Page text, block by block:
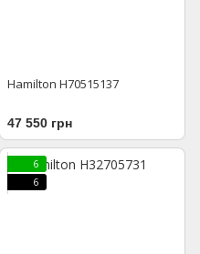
Hamilton H70515137
47 550 грн
6
6